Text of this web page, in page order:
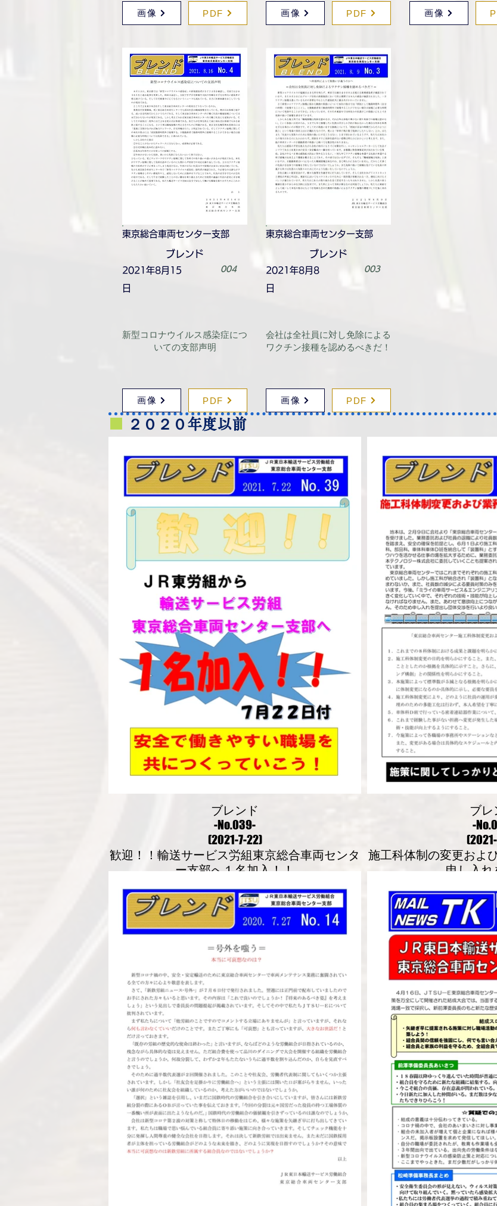
画像 PDF
東京総合車両センター支部
004
ブレンド
2021年8月15
日
新型コロナウイルス感染症につ
いての支部声明
画像 PDF
画像 PDF
東京総合車両センター支部
003
ブレンド
2021年8月8
日
会社は全社員に対し免除による
ワクチン接種を認めるべきだ！
画像 PDF
画像
２０２０年度以前
ブレンド
-No.039-
(2021-7-22)
歓迎！！輸送サービス労組東京総合車両センタ
ー支部へ１名加入！！
ブレ
-
施工科体制の変更およ
申し入